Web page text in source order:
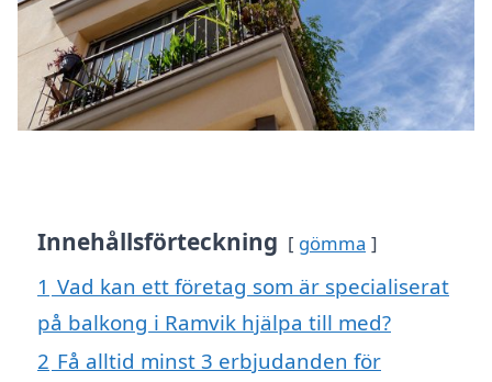
Innehållsförteckning gömma
1 Vad kan ett företag som är specialiserat
på balkong i Ramvik hjälpa till med?
2 Få alltid minst 3 erbjudanden för